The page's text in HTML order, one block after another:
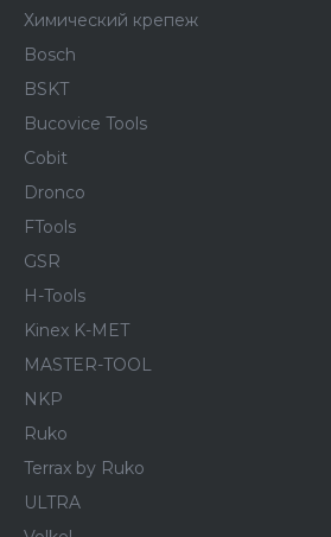
Химический крепеж
Bosch
BSKT
Bucovice Tools
Cobit
Dronco
FTools
GSR
H-Tools
Kinex K-MET
MASTER-TOOL
NKP
Ruko
Terrax by Ruko
ULTRA